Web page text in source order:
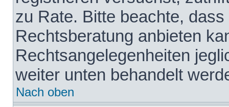
zu Rate. Bitte beachte,
Rechtsberatung anbieten
Rechtsangelegenheiten
weiter unten behandelt
Nach oben